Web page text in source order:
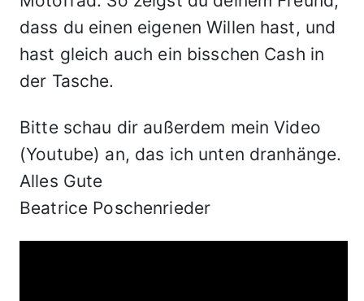
dass du einen eigenen Willen hast, und
hast gleich auch ein bisschen Cash in
der Tasche.
Bitte schau dir außerdem mein Video
(Youtube) an, das ich unten dranhänge.
Alles Gute
Beatrice Poschenrieder